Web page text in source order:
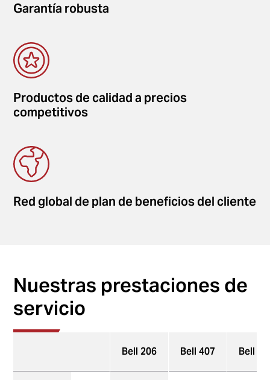
Garantía robusta
Productos de calidad a precios
competitivos
Red global de plan de beneficios del cliente
Nuestras prestaciones de
servicio
Bell 206 Bell 407 Bell